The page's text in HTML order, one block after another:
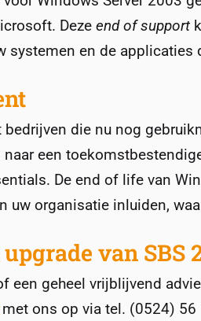
Deze end of support
systemen en de applicaties
die nu nog
een
De end of life van
uw organisatie inluiden,
van SBS
een geheel vrijblijvend
met ons op via tel. (0524) 56